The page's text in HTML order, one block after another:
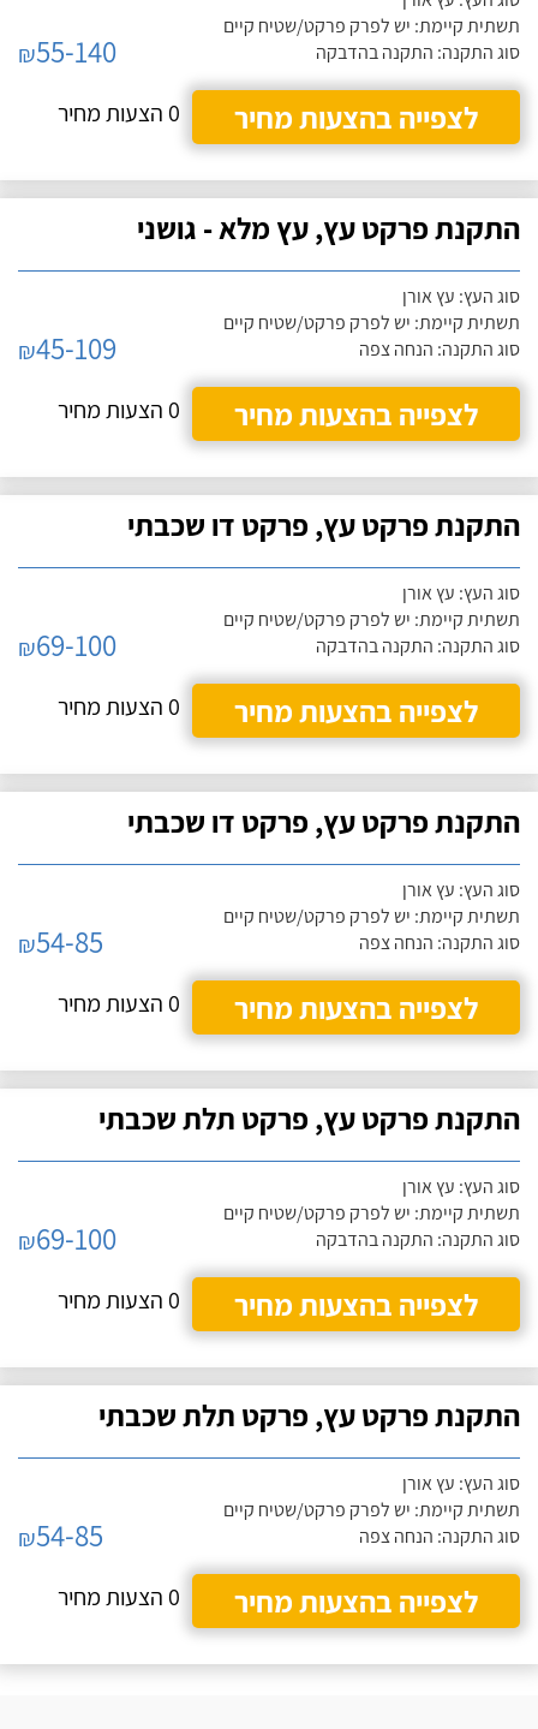
תשתית קיימת: יש לפרק פרקט/שטיח קיים
סוג התקנה: התקנה בהדבקה
₪55-140
לצפייה בהצעות מחיר
0 הצעות מחיר
התקנת פרקט עץ, עץ מלא - גושני
סוג העץ: עץ אורן
תשתית קיימת: יש לפרק פרקט/שטיח קיים
סוג התקנה: הנחה צפה
₪45-109
לצפייה בהצעות מחיר
0 הצעות מחיר
התקנת פרקט עץ, פרקט דו שכבתי
סוג העץ: עץ אורן
תשתית קיימת: יש לפרק פרקט/שטיח קיים
סוג התקנה: התקנה בהדבקה
₪69-100
לצפייה בהצעות מחיר
0 הצעות מחיר
התקנת פרקט עץ, פרקט דו שכבתי
סוג העץ: עץ אורן
תשתית קיימת: יש לפרק פרקט/שטיח קיים
סוג התקנה: הנחה צפה
₪54-85
לצפייה בהצעות מחיר
0 הצעות מחיר
התקנת פרקט עץ, פרקט תלת שכבתי
סוג העץ: עץ אורן
תשתית קיימת: יש לפרק פרקט/שטיח קיים
סוג התקנה: התקנה בהדבקה
₪69-100
לצפייה בהצעות מחיר
0 הצעות מחיר
התקנת פרקט עץ, פרקט תלת שכבתי
סוג העץ: עץ אורן
תשתית קיימת: יש לפרק פרקט/שטיח קיים
סוג התקנה: הנחה צפה
₪54-85
לצפייה בהצעות מחיר
0 הצעות מחיר